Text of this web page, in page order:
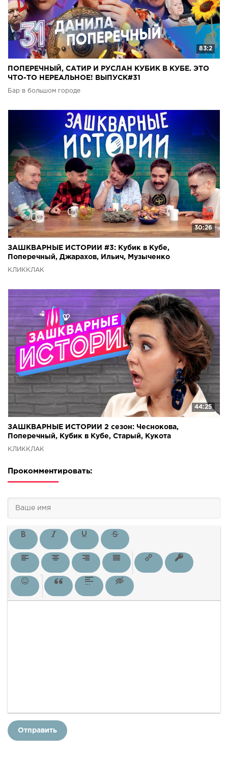
83:2
ПОПЕРЕЧНЫЙ, САТИР И РУСЛАН КУБИК В КУБЕ. ЭТО
ЧТО-ТО НЕРЕАЛЬНОЕ! ВЫПУСК#31
Бар в большом городе
30:26
ЗАШКВАРНЫЕ ИСТОРИИ #3: Кубик в Кубе,
Поперечный, Джарахов, Ильич, Музыченко
КЛИККЛАК
44:25
ЗАШКВАРНЫЕ ИСТОРИИ 2 сезон: Чеснокова,
Поперечный, Кубик в Кубе, Старый, Кукота
КЛИККЛАК
Прокомментировать:
Отправить